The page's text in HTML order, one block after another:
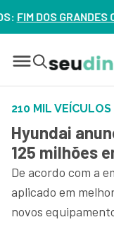
NO
210 MIL
Hyundai
125 milhões
De acordo com a
aplicado em
novos